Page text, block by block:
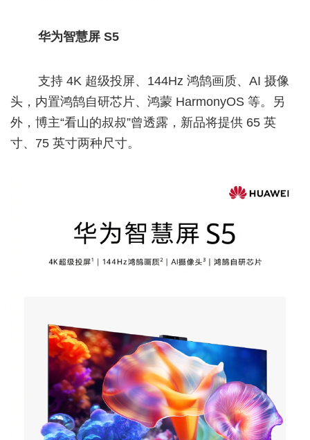
华为智慧屏 S5
支持 4K 超级投屏、144Hz 鸿鹄画质、AI 摄像
头，内置鸿鹄自研芯片、鸿蒙 HarmonyOS 等。另
外，博主“看山的叔叔”曾透露，新品将提供 65 英
寸、75 英寸两种尺寸。